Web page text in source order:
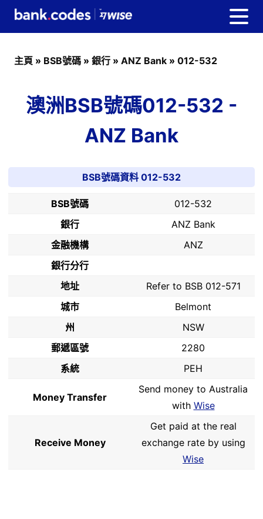
主頁 » BSB號碼 » 銀行 » ANZ Bank » 012-532
澳洲BSB號碼012-532 -
ANZ Bank
BSB號碼資料 012-532
BSB號碼
012-532
銀行
ANZ Bank
金融機構
ANZ
銀行分行
地址
Refer to BSB 012-571
城市
Belmont
州
NSW
郵遞區號
2280
系統
PEH
Money Transfer
Send money to Australia
with Wise
Receive Money
Get paid at the real
exchange rate by using
Wise